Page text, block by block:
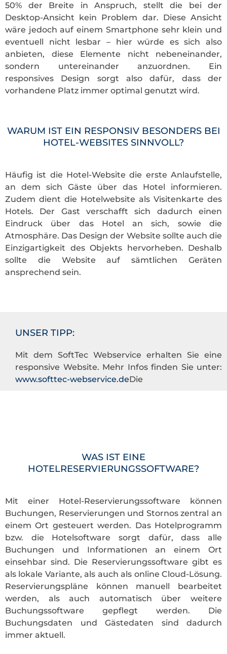
50% der Breite in Anspruch, stellt die bei der
Desktop-Ansicht kein Problem dar. Diese Ansicht
wäre jedoch auf einem Smartphone sehr klein und
eventuell nicht lesbar – hier würde es sich also
anbieten, diese Elemente nicht nebeneinander,
sondern untereinander anzuordnen. Ein
responsives Design sorgt also dafür, dass der
vorhandene Platz immer optimal genutzt wird.
WARUM IST EIN RESPONSIV BESONDERS BEI
HOTEL-WEBSITES SINNVOLL?
Häufig ist die Hotel-Website die erste Anlaufstelle,
an dem sich Gäste über das Hotel informieren.
Zudem dient die Hotelwebsite als Visitenkarte des
Hotels. Der Gast verschafft sich dadurch einen
Eindruck über das Hotel an sich, sowie die
Atmosphäre. Das Design der Website sollte auch die
Einzigartigkeit des Objekts hervorheben. Deshalb
sollte die Website auf sämtlichen Geräten
ansprechend sein.
UNSER TIPP:
Mit dem SoftTec Webservice erhalten Sie eine
responsive Website. Mehr Infos finden Sie unter:
www.softtec-webservice.deDie
WAS IST EINE
HOTELRESERVIERUNGSSOFTWARE?
Mit einer Hotel-Reservierungssoftware können
Buchungen, Reservierungen und Stornos zentral an
einem Ort gesteuert werden. Das Hotelprogramm
bzw. die Hotelsoftware sorgt dafür, dass alle
Buchungen und Informationen an einem Ort
einsehbar sind. Die Reservierungssoftware gibt es
als lokale Variante, als auch als online Cloud-Lösung.
Reservierungspläne können manuell bearbeitet
werden, als auch automatisch über weitere
Buchungssoftware gepflegt werden. Die
Buchungsdaten und Gästedaten sind dadurch
immer aktuell.